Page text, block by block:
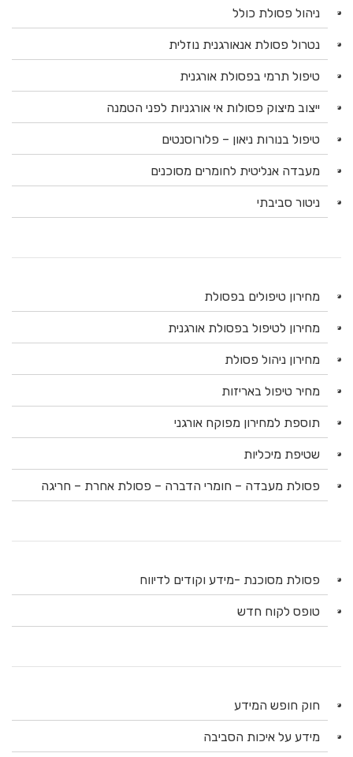
ניהול פסולת כולל
נטרול פסולת אנאורגנית נוזלית
טיפול תרמי בפסולת אורגנית
ייצוב מיצוק פסולות אי אורגניות לפני הטמנה
טיפול בנורות ניאון – פלורוסנטים
מעבדה אנליטית לחומרים מסוכנים
ניטור סביבתי
מחירון טיפולים בפסולת
מחירון לטיפול בפסולת אורגנית
מחירון ניהול פסולת
מחיר טיפול באריזות
תוספת למחירון מפוקח אורגני
שטיפת מיכליות
פסולת מעבדה – חומרי הדברה – פסולת אחרת – חריגה
פסולת מסוכנת -מידע וקודים לדיווח
טופס לקוח חדש
חוק חופש המידע
מידע על איכות הסביבה